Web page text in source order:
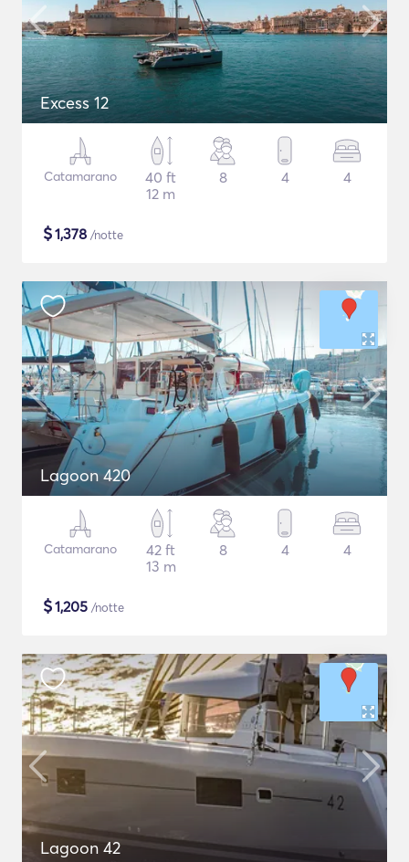
Excess 12
Catamarano
40 ft
12 m
8 4 4
$1,378 /notte
Lagoon 420
Catamarano
42 ft
13 m
8 4 4
$1,205 /notte
Lagoon 42